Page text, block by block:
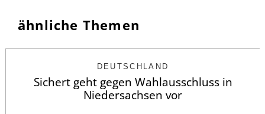
ähnliche Themen
DEUTSCHLAND
Sichert geht gegen Wahlausschluss in
Niedersachsen vor